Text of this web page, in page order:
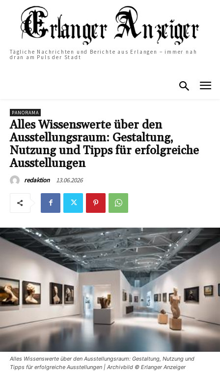
Tägliche Nachrichten und Berichte aus Erlangen – immer nah
dran am Puls der Stadt
PANORAMA
Alles Wissenswerte über den
Ausstellungsraum: Gestaltung,
Nutzung und Tipps für erfolgreiche
Ausstellungen
redaktion 13.06.2026
Alles Wissenswerte über den Ausstellungsraum: Gestaltung, Nutzung und
Tipps für erfolgreiche Ausstellungen | Archivbild © Erlanger Anzeiger